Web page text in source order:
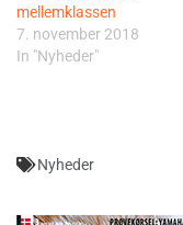
mellemklassen
7. november 2018
In "Nyheder"
Nyheder